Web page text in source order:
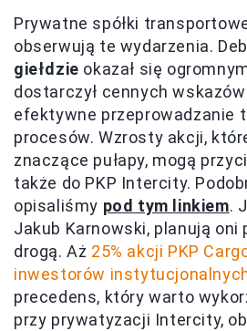
Prywatne spółki
obserwują te wydarzenia.
giełdzie okazał się
dostarczył cennych
efektywne przeprowadzanie
procesów. Wzrosty akcji,
znaczące pułapy, mogą
także do PKP Intercity.
opisaliśmy pod tym linkiem.
Jakub Karnowski, planują oni
drogą. Aż 25% akcji PKP
inwestorów
precedens, który warto
przy prywatyzacji Intercity,